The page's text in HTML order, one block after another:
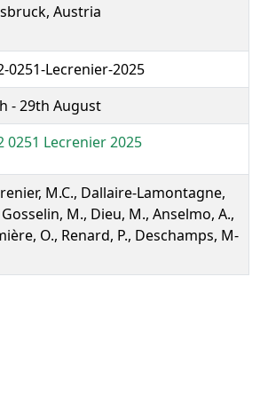
Austria
0251-Lecrenier-2025
- 29th August
0251 Lecrenier 2025
M.C., Dallaire-Lamontagne,
M., Dieu, M., Anselmo, A.,
O., Renard, P., Deschamps, M-